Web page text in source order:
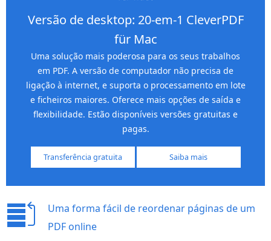
Versão de desktop: 20-em-1 CleverPDF
für Mac
Uma solução mais poderosa para os seus trabalhos
em PDF. A versão de computador não precisa de
ligação à internet, e suporta o processamento em lote
e ficheiros maiores. Oferece mais opções de saída e
flexibilidade. Estão disponíveis versões gratuitas e
pagas.
Transferência gratuita Saiba mais
Uma forma fácil de reordenar páginas de um
PDF online